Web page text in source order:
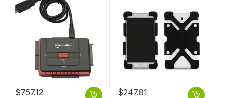
$757.12
DE 8 9 Y 12 DE SILICON NEG
$247.81